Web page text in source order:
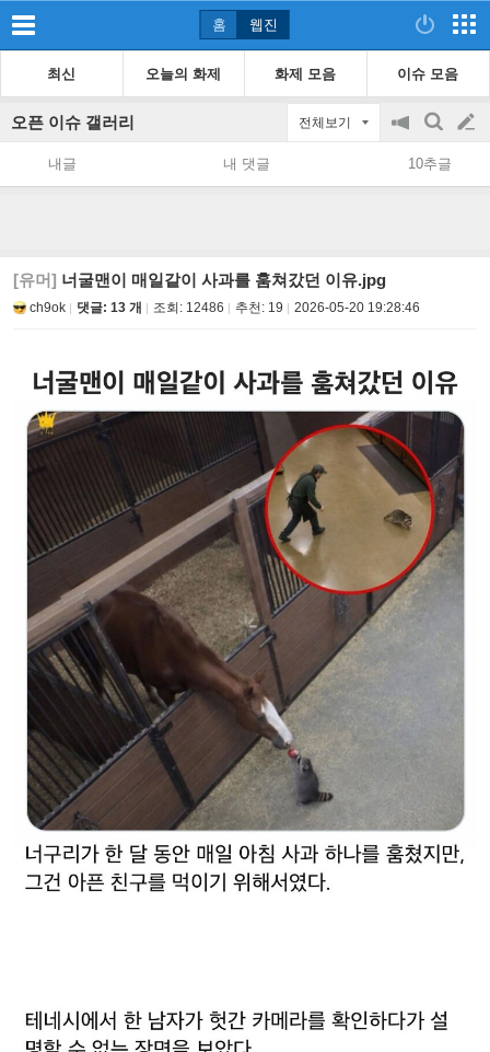
홈 웹진
최신 오늘의 화제 화제 모음 이슈 모음
오픈 이슈 갤러리 전체보기
공
지
on/off
검
색
글
쓰
내글 내 댓글 10추글
[유머] 너굴맨이 매일같이 사과를 훔쳐갔던 이유.jpg
ch9ok 댓글: 13 개 조회: 12486 추천: 19 2026-05-20 19:28:46